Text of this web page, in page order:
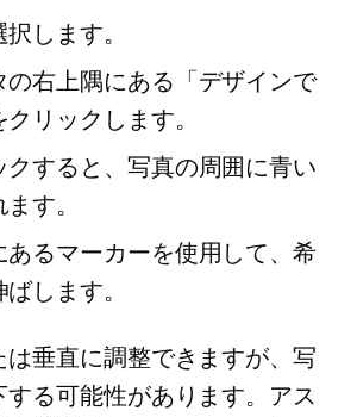
択します。
の右上隅にある「デザインで
リックします。
クすると、写真の周囲に青い
す。
あるマーカーを使用して、希
します。
は垂直に調整できますが、写
る可能性があります。アス